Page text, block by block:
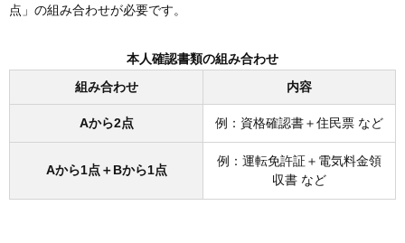
点」の組み合わせが必要です。
本人確認書類の組み合わせ
組み合わせ 内容
Aから2点 例：資格確認書＋住民票 など
Aから1点＋Bから1点
例：運転免許証＋電気料金領
収書 など